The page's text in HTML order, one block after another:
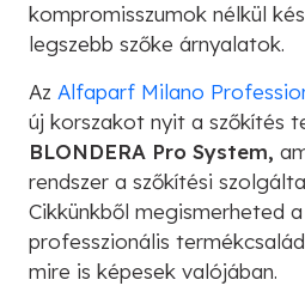
kompromisszumok nélkül
legszebb szőke árnyalatok.
Az Alfaparf Milano
új korszakot nyit a szőkítés
BLONDERA Pro System,
rendszer a szőkítési
Cikkünkből megismerheted
professzionális
mire is képesek valójában.